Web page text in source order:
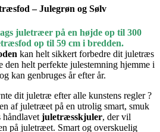
– Julegrøn og Sølv
juletræer på en højde op til 300
op til 59 cm i bredden.
kan helt sikkert forbedre dit juletræs
den helt perfekte julestemning hjemme i
kan genbruges år efter år.
dit juletræ efter alle kunstens regler ?
af juletræet på en utrolig smart, smuk
håndlavet juletræsskjuler, der vil
på juletræet. Smart og overskuelig